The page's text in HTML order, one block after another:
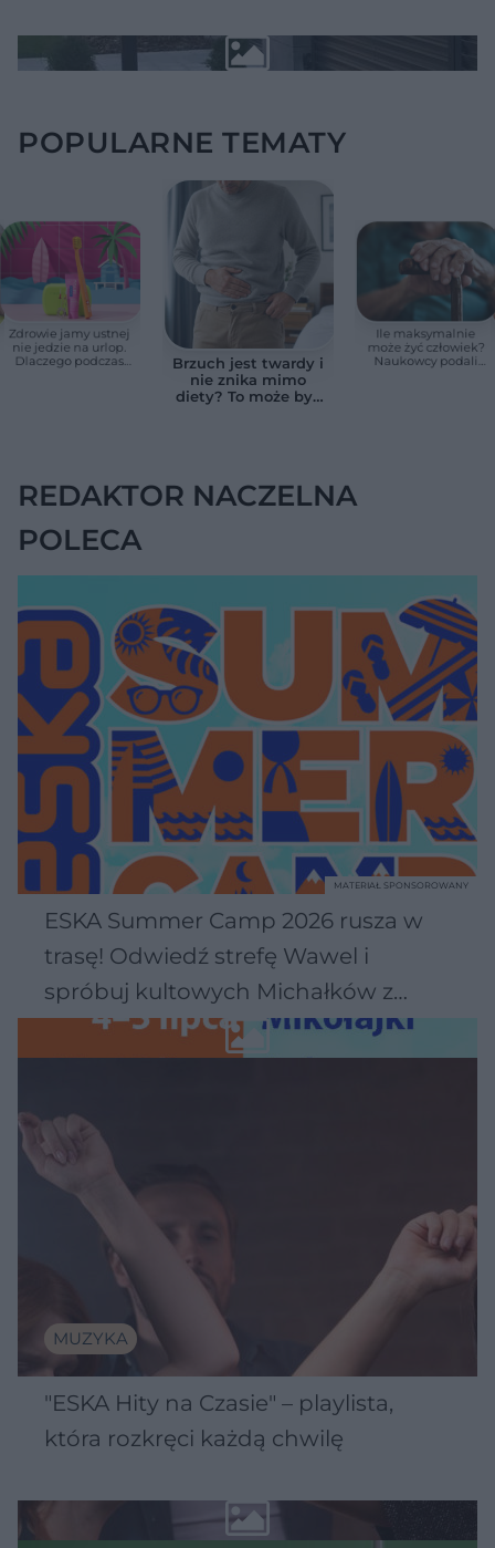
POPULARNE TEMATY
Zdrowie jamy ustnej
nie jedzie na urlop.
Dlaczego podczas
Brzuch jest twardy i
nie znika mimo
diety? To może być
Ile maksymalnie
może żyć człowiek?
Naukowcy podali
REDAKTOR NACZELNA
POLECA
ESKA Summer Camp 2026 rusza w
trasę! Odwiedź strefę Wawel i
spróbuj kultowych Michałków z
Wawelu
MATERIAŁ SPONSOROWANY
MUZYKA
"ESKA Hity na Czasie" – playlista,
która rozkręci każdą chwilę